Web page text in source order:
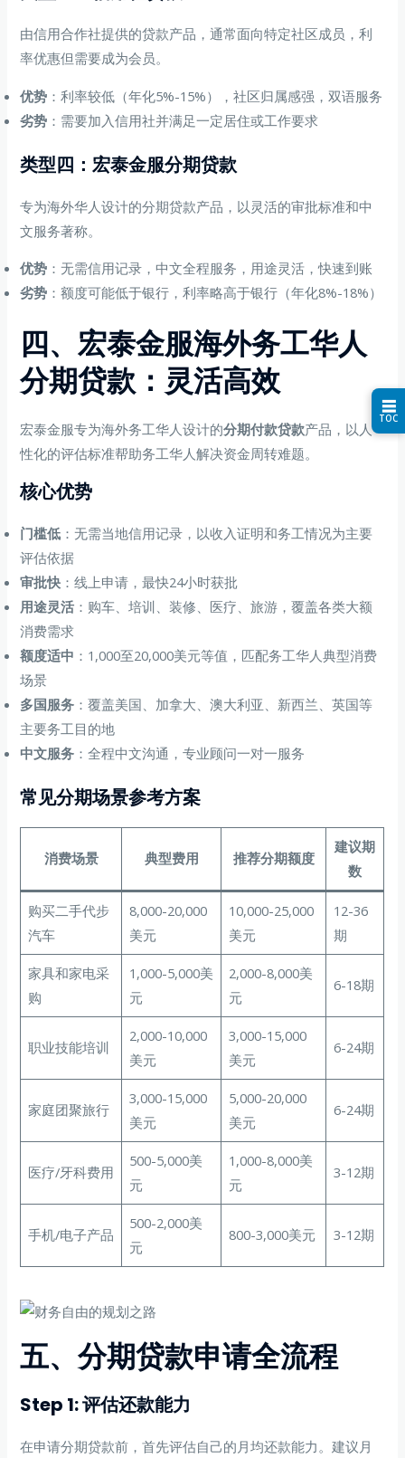
由信用合作社提供的贷款产品，通常面向特定社区成员，利
率优惠但需要成为会员。
优势 ：利率较低（年化5%-15%），社区归属感强，双语服务
劣势 ：需要加入信用社并满足一定居住或工作要求
类型四：宏泰金服分期贷款
专为海外华人设计的分期贷款产品，以灵活的审批标准和中
文服务著称。
优势 ：无需信用记录，中文全程服务，用途灵活，快速到账
劣势 ：额度可能低于银行，利率略高于银行（年化8%-18%）
四、宏泰金服海外务工华人
分期贷款：灵活高效
宏泰金服专为海外务工华人设计的分期付款贷款产品，以人
性化的评估标准帮助务工华人解决资金周转难题。
核心优势
门槛低 ：无需当地信用记录，以收入证明和务工情况为主要
评估依据
审批快 ：线上申请，最快24小时获批
用途灵活 ：购车、培训、装修、医疗、旅游，覆盖各类大额
消费需求
额度适中 ：1,000至20,000美元等值，匹配务工华人典型消费
场景
多国服务 ：覆盖美国、加拿大、澳大利亚、新西兰、英国等
主要务工目的地
中文服务 ：全程中文沟通，专业顾问一对一服务
常见分期场景参考方案
消费场景 典型费用 推荐分期额度
建议期
数
购买二手代步
汽车
8,000-20,000
美元
10,000-25,000
美元
12-36
期
家具和家电采
购
1,000-5,000美
元
2,000-8,000美
元
6-18期
职业技能培训
2,000-10,000
美元
3,000-15,000
美元
6-24期
家庭团聚旅行
3,000-15,000
美元
5,000-20,000
美元
6-24期
医疗/牙科费用
500-5,000美
元
1,000-8,000美
元
3-12期
手机/电子产品
500-2,000美
元
800-3,000美元 3-12期
五、分期贷款申请全流程
Step 1: 评估还款能力
在申请分期贷款前，首先评估自己的月均还款能力。建议月
☰
TOC